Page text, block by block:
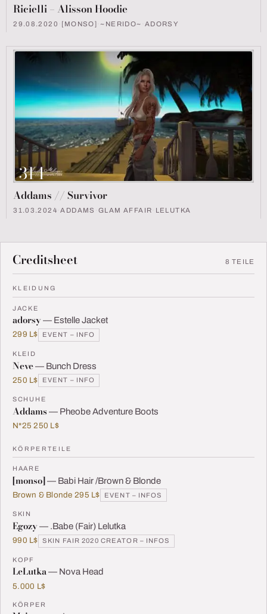
Ricielli – Alisson Hoodie
29.08.2020 [MONSO] ·~NERIDO~ ADORSY
314
Addams // Survivor
31.03.2024 ·ADDAMS ·GLAM AFFAIR LELUTKA
Creditsheet 8 TEILE
KLEIDUNG
JACKE
adorsy— Estelle Jacket
299 L$ EVENT – INFO
KLEID
Neve— Bunch Dress
250 L$ EVENT – INFO
SCHUHE
Addams — Pheobe Adventure Boots
N*25 250 L$
KÖRPERTEILE
HAARE
[monso]— Babi Hair /Brown & Blonde
Brown & Blonde 295 L$ EVENT – INFOS
SKIN
Egozy— .Babe (Fair) Lelutka
990 L$ SKIN FAIR 2020 CREATOR – INFOS
KOPF
LeLutka— Nova Head
5.000 L$
KÖRPER